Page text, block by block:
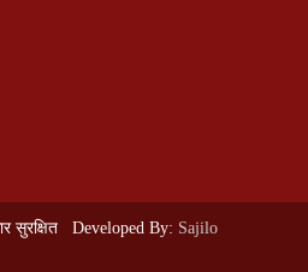
सुरक्षित Developed By: Sajilo